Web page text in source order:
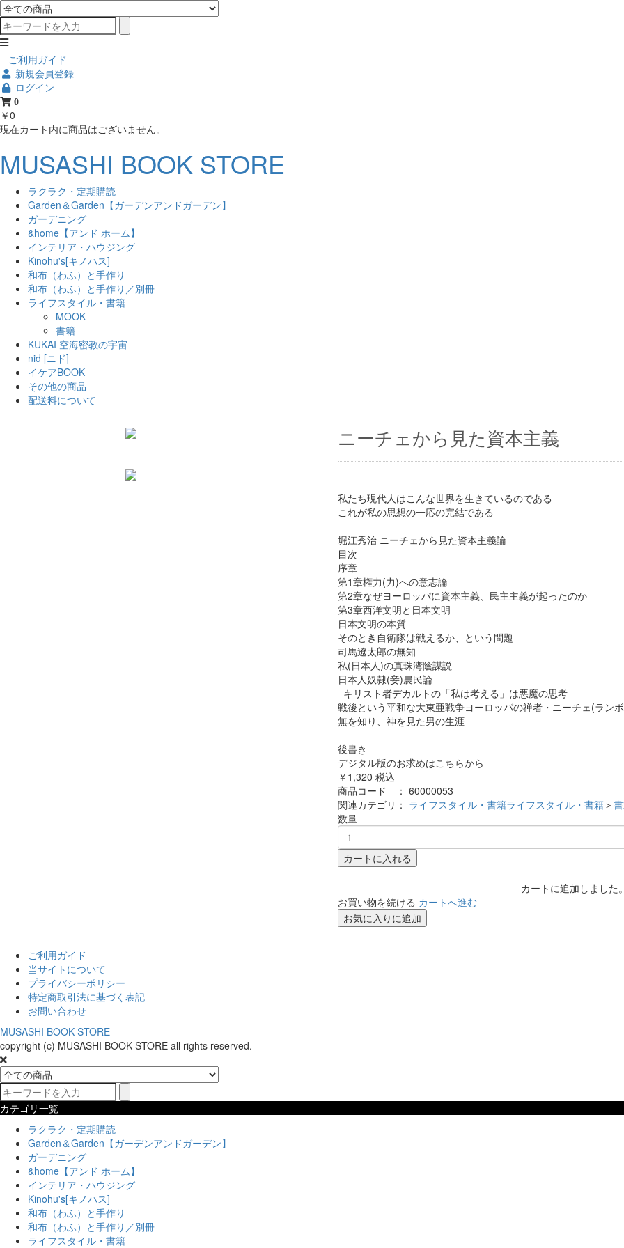
ご利用ガイド
新規会員登録
ログイン
0
￥0
現在カート内に商品はございません。
MUSASHI BOOK STORE
ラクラク・定期購読
Garden＆Garden【ガーデンアンドガーデン】
ガーデニング
&home【アンド ホーム】
インテリア・ハウジング
Kinohu's[キノハス]
和布（わふ）と手作り
和布（わふ）と手作り／別冊
ライフスタイル・書籍
MOOK
書籍
KUKAI 空海密教の宇宙
nid [ニド]
イケアBOOK
その他の商品
配送料について
ニーチェから見た資本主義
私たち現代人はこんな世界を生きているのである
これが私の思想の一応の完結である
堀江秀治 ニーチェから見た資本主義論
目次
序章
第1章権力(力)への意志論
第2章なぜヨーロッパに資本主義、民主主義が起ったのか
第3章西洋文明と日本文明
日本文明の本質
そのとき自衛隊は戦えるか、という問題
司馬遼太郎の無知
私(日本人)の真珠湾陰謀説
日本人奴隷(妾)農民論
_キリスト者デカルトの「私は考える」は悪魔の思考
戦後という平和な大東亜戦争ヨーロッパの禅者・ニーチェ(ラン
無を知り、神を見た男の生涯
後書き
デジタル版のお求めはこちらから
￥1,320 税込
商品コード ： 60000053
関連カテゴリ： ライフスタイル・書籍ライフスタイル・書籍＞
数量
カートに入れる
カートに追加しました。
お買い物を続ける カートへ進む
お気に入りに追加
ご利用ガイド
当サイトについて
プライバシーポリシー
特定商取引法に基づく表記
お問い合わせ
MUSASHI BOOK STORE
copyright (c) MUSASHI BOOK STORE all rights reserved.
カテゴリ一覧
ラクラク・定期購読
Garden＆Garden【ガーデンアンドガーデン】
ガーデニング
&home【アンド ホーム】
インテリア・ハウジング
Kinohu's[キノハス]
和布（わふ）と手作り
和布（わふ）と手作り／別冊
ライフスタイル・書籍